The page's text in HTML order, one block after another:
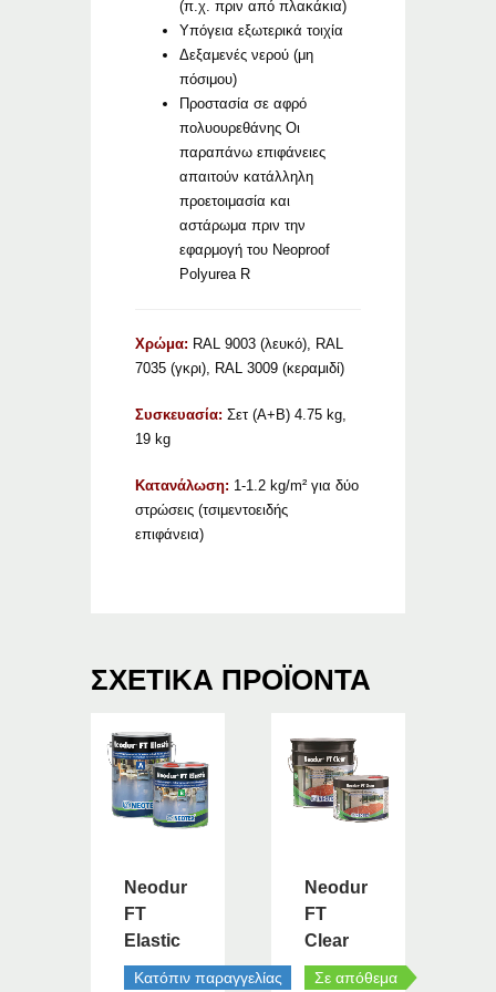
(π.χ. πριν από πλακάκια)
Υπόγεια εξωτερικά τοιχία
Δεξαμενές νερού (μη
πόσιμου)
Προστασία σε αφρό
πολυουρεθάνης Οι
παραπάνω επιφάνειες
απαιτούν κατάλληλη
προετοιμασία και
αστάρωμα πριν την
εφαρμογή του Neoproof
Polyurea R
Χρώμα: RAL 9003 (λευκό), RAL
7035 (γκρι), RAL 3009 (κεραμιδί)
Συσκευασία:Σετ (Α+Β) 4.75 kg,
19 kg
Κατανάλωση: 1-1.2 kg/m² για δύο
στρώσεις (τσιμεντοειδής
επιφάνεια)
ΣΧΕΤΙΚΆ ΠΡΟΪΌΝΤΑ
Neodur
FT
Elastic
Κατόπιν παραγγελίας
Neodur
FT
Clear
Σε απόθεμα